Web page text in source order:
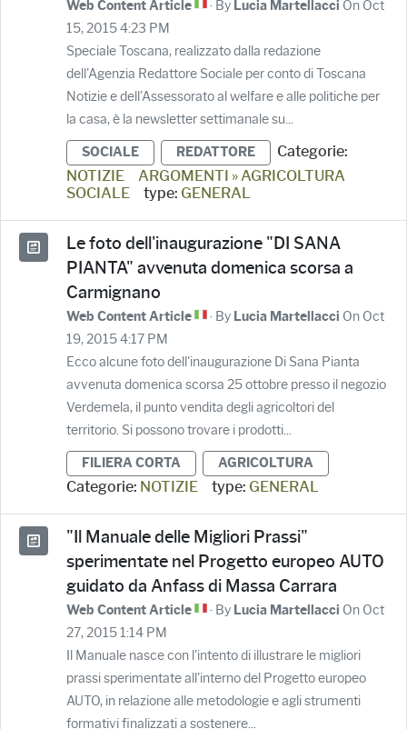
Web Content Article · By Lucia Martellacci On Oct
15, 2015 4:23 PM
Speciale Toscana, realizzato dalla redazione
dell'Agenzia Redattore Sociale per conto di Toscana
Notizie e dell'Assessorato al welfare e alle politiche per
la casa, è la newsletter settimanale su...
SOCIALE REDATTORE
Categorie:
NOTIZIE
ARGOMENTI » AGRICOLTURA
SOCIALE
type: GENERAL
Le foto dell'inaugurazione "DI SANA
PIANTA" avvenuta domenica scorsa a
Carmignano
Web Content Article · By Lucia Martellacci On Oct
19, 2015 4:17 PM
Ecco alcune foto dell'inaugurazione Di Sana Pianta
avvenuta domenica scorsa 25 ottobre presso il negozio
Verdemela, il punto vendita degli agricoltori del
territorio. Si possono trovare i prodotti...
FILIERA CORTA AGRICOLTURA
Categorie: NOTIZIE type: GENERAL
"Il Manuale delle Migliori Prassi"
sperimentate nel Progetto europeo AUTO
guidato da Anfass di Massa Carrara
Web Content Article · By Lucia Martellacci On Oct
27, 2015 1:14 PM
Il Manuale nasce con l'intento di illustrare le migliori
prassi sperimentate all'interno del Progetto europeo
AUTO, in relazione alle metodologie e agli strumenti
formativi finalizzati a sostenere...